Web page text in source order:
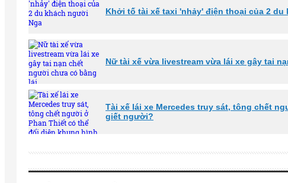
Khởi tố tài xế taxi 'nhảy' điện thoại của 2 du
Nữ tài xế vừa livestream vừa lái xe gây tai
Tài xế lái xe Mercedes truy sát, tông chết
giết người?